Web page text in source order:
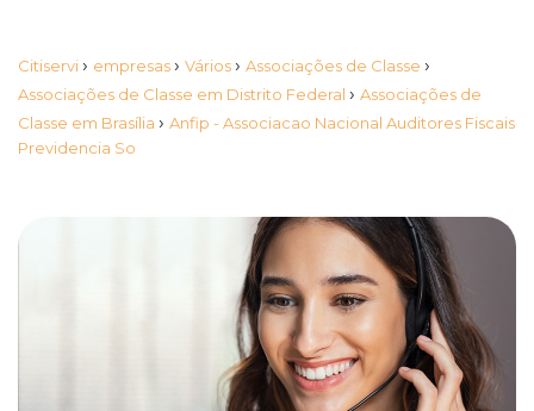
Citiservi › empresas › Vários › Associações de Classe ›
Associações de Classe em Distrito Federal › Associações de
Classe em Brasília › Anfip - Associacao Nacional Auditores Fiscais
Previdencia So